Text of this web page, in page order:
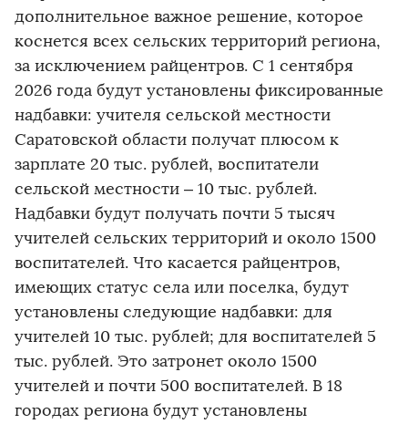
дополнительное важное решение, которое
коснется всех сельских территорий региона,
за исключением райцентров. С 1 сентября
2026 года будут установлены фиксированные
надбавки: учителя сельской местности
Саратовской области получат плюсом к
зарплате 20 тыс. рублей, воспитатели
сельской местности – 10 тыс. рублей.
Надбавки будут получать почти 5 тысяч
учителей сельских территорий и около 1500
воспитателей. Что касается райцентров,
имеющих статус села или поселка, будут
установлены следующие надбавки: для
учителей 10 тыс. рублей; для воспитателей 5
тыс. рублей. Это затронет около 1500
учителей и почти 500 воспитателей. В 18
городах региона будут установлены